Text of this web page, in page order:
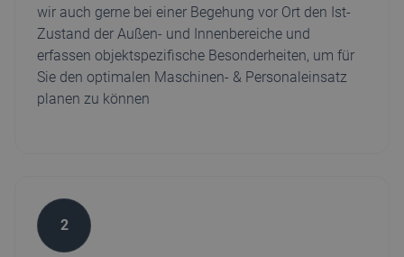
wir auch gerne bei einer Begehung vor Ort den Ist-
Zustand der Außen- und Innenbereiche und
erfassen objektspezifische Besonderheiten, um für
Sie den optimalen Maschinen- & Personaleinsatz
planen zu können
2